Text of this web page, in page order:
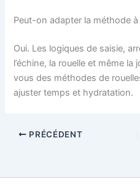
Peut-on adapter la méthode
Oui. Les logiques de saisie,
l’échine, la rouelle et même
vous des méthodes de
ajuster temps et hydratation.
PRÉCÉDENT